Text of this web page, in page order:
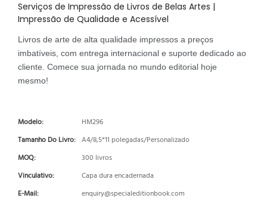
Serviços de Impressão de Livros de Belas Artes |
Impressão de Qualidade e Acessível
Livros de arte de alta qualidade impressos a preços
imbatíveis, com entrega internacional e suporte dedicado ao
cliente. Comece sua jornada no mundo editorial hoje
mesmo!
Modelo:
HM296
Tamanho Do Livro: A4/8,5*11 polegadas/Personalizado
MOQ:
300 livros
Vinculativo:
Capa dura encadernada
E-Mail:
enquiry@specialeditionbook.com